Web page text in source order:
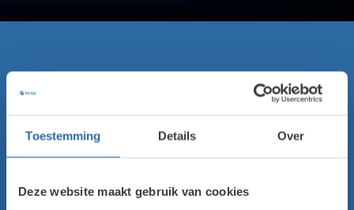
Toestemming Details Over
Deze website maakt gebruik van cookies
Wie zijn wij?
bedrijf sterker maakt. Van geavanceerde telefonie tot
robuuste automatisering en waterdichte beveiliging:
aangewezen partner. Met onze vestiging in Soest